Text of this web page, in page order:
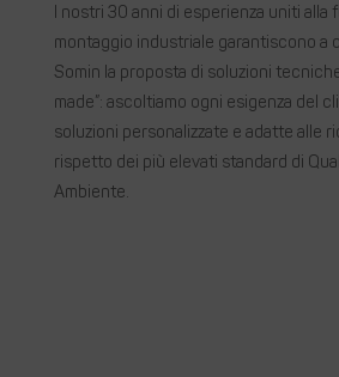
I nostri 30 anni di esperienza uniti alla
montaggio industriale garantiscono a
Somin la proposta di soluzioni
made”: ascoltiamo ogni esigenza del
soluzioni personalizzate e adatte alle
rispetto dei più elevati standard di
Ambiente.